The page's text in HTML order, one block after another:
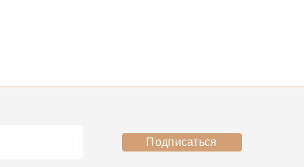
Подписаться